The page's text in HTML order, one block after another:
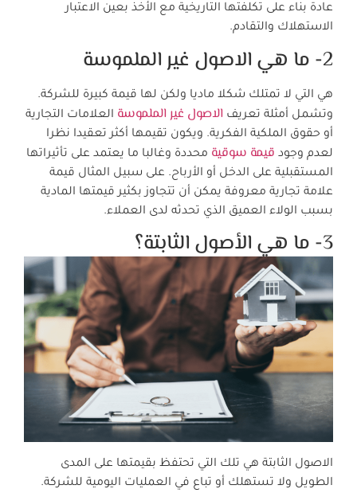
عادة بناء على تكلفتها التاريخية مع الأخذ بعين الاعتبار
الاستهلاك والتقادم.
2- ما هي الاصول غير الملموسة
هي التي لا تمتلك شكلا ماديا ولكن لها قيمة كبيرة للشركة.
وتشمل أمثلة تعريف الاصول غير الملموسة العلامات التجارية
أو حقوق الملكية الفكرية. ويكون تقيمها أكثر تعقيدا نظرا
لعدم وجود قيمة سوقية محددة وغالبا ما يعتمد على تأثيراتها
المستقبلية على الدخل أو الأرباح. على سبيل المثال قيمة
علامة تجارية معروفة يمكن أن تتجاوز بكثير قيمتها المادية
بسبب الولاء العميق الذي تحدثه لدى العملاء.
3- ما هي الأصول الثابتة؟
الاصول الثابتة هي تلك التي تحتفظ بقيمتها على المدى
الطويل ولا تستهلك أو تباع في العمليات اليومية للشركة.